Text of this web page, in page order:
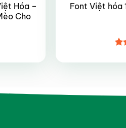
Hóa –
Cho
Font Việt hóa